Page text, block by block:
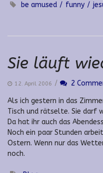
be amused
funny
Sie läuft
12. April 2006 / 2
Als ich gestern in das
Tisch und rätselte. Sie darf
Da hat ihr auch das
Noch ein paar Stunden
Ostern. Wenn nur das
noch.